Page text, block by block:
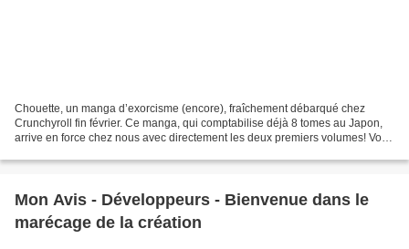
Chouette, un manga d’exorcisme (encore), fraîchement débarqué chez
Crunchyroll fin février. Ce manga, qui comptabilise déjà 8 tomes au Japon,
arrive en force chez nous avec directement les deux premiers volumes! Voilà
Mon Avis - Développeurs - Bienvenue dans le
marécage de la création